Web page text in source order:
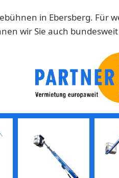
in Ebersberg. Für
wir Sie auch